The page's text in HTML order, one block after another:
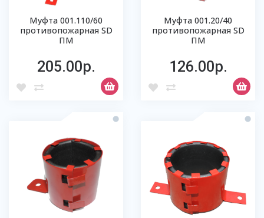
Муфта 001.110/60
противопожарная SD
ПМ
205.00р.
Муфта 001.20/40
противопожарная SD
ПМ
126.00р.